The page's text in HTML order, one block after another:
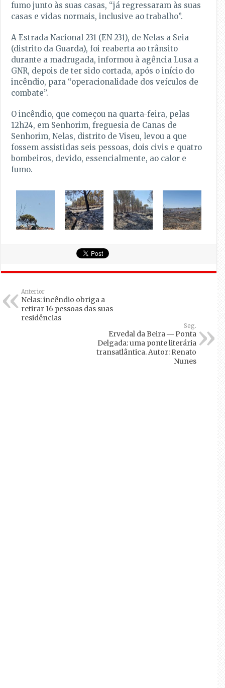
fumo junto às suas casas, “já regressaram às suas
casas e vidas normais, inclusive ao trabalho”.
A Estrada Nacional 231 (EN 231), de Nelas a Seia
(distrito da Guarda), foi reaberta ao trânsito
durante a madrugada, informou à agência Lusa a
GNR, depois de ter sido cortada, após o início do
incêndio, para “operacionalidade dos veículos de
combate”.
O incêndio, que começou na quarta-feira, pelas
12h24, em Senhorim, freguesia de Canas de
Senhorim, Nelas, distrito de Viseu, levou a que
fossem assistidas seis pessoas, dois civis e quatro
bombeiros, devido, essencialmente, ao calor e
fumo.
Anterior
Nelas: incêndio obriga a
retirar 16 pessoas das suas
residências
Seg.
Ervedal da Beira ― Ponta
Delgada: uma ponte literária
transatlântica. Autor: Renato
Nunes